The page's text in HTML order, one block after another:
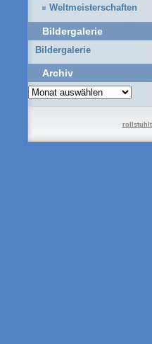
Weltmeisterschaften
Bildergalerie
Bildergalerie
Archiv
Archiv